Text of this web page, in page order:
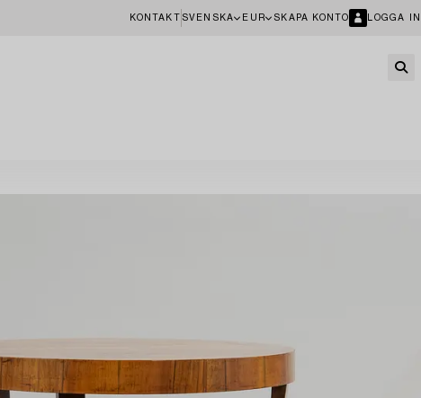
KONTAKT SVENSKA EUR SKAPA KONTO LOGGA IN